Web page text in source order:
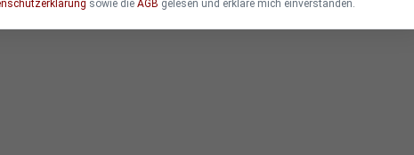
sowie die AGB gelesen und erkläre mich einverstanden.